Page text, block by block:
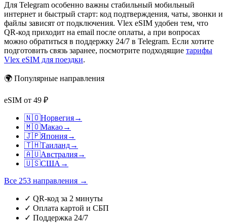
Для Telegram особенно важны стабильный мобильный
интернет и быстрый старт: код подтверждения, чаты, звонки и
файлы зависят от подключения. Vlex eSIM удобен тем, что
QR-код приходит на email после оплаты, а при вопросах
можно обратиться в поддержку 24/7 в Telegram. Если хотите
подготовить связь заранее, посмотрите подходящие тарифы
Vlex eSIM для поездки.
🌍 Популярные направления
eSIM от 49 ₽
🇳🇴Норвегия→
🇲🇴Макао→
🇯🇵Япония→
🇹🇭Таиланд→
🇦🇺Австралия→
🇺🇸США →
Все 253 направления →
✓ QR-код за 2 минуты
✓ Оплата картой и СБП
✓ Поддержка 24/7